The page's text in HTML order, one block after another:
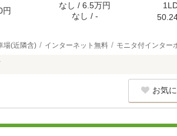
円
なし / 6.5万円
なし / -
場(近隣含) インターネット無料 モニタ付インター
お気